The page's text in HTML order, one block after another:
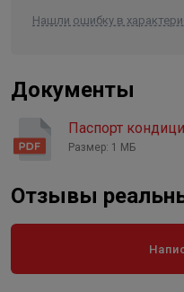
Вес нетто/брутто внутреннего
Диаметр труб (жидкость/газ)
Масса предзаправленого
хладагента
Нашли ошибку в
Документы
Паспорт
Размер: 1 МБ
Отзывы